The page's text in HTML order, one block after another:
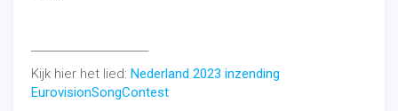
Kijk hier het lied: Nederland 2023 inzending
EurovisionSongContest